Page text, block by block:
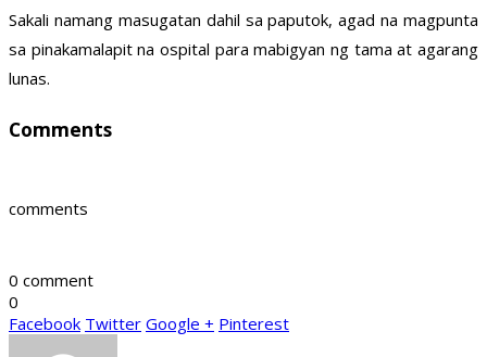
Sakali namang masugatan dahil sa paputok, agad na magpunta
sa pinakamalapit na ospital para mabigyan ng tama at agarang
lunas.
Comments
comments
0 comment
0
Facebook Twitter Google + Pinterest